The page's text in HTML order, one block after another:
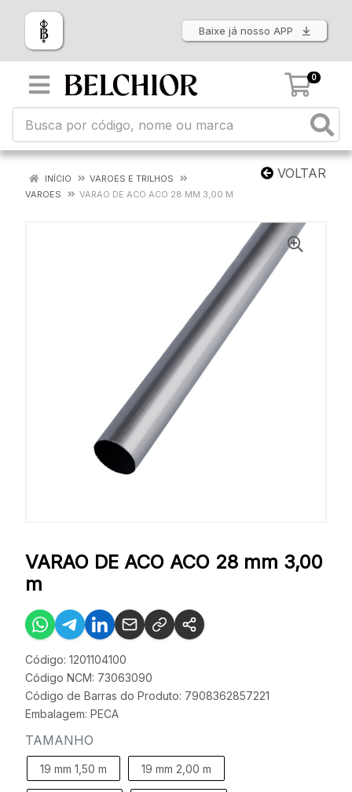
Baixe já nosso APP
0
VOLTAR
INÍCIO
VAROES E TRILHOS
VAROES
VARAO DE ACO ACO 28 MM 3,00 M
VARAO DE ACO ACO 28 mm 3,00
m
Código: 1201104100
Código NCM: 73063090
Código de Barras do Produto: 7908362857221
Embalagem: PECA
TAMANHO
19 mm 1,50 m 19 mm 2,00 m